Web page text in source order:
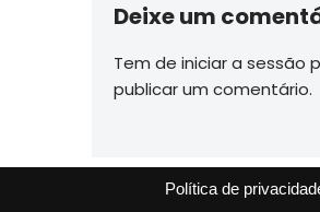
Deixe um
Tem de iniciar a sessão
publicar um comentário.
Política de